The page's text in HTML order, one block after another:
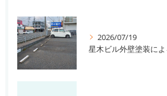
2026/07/19